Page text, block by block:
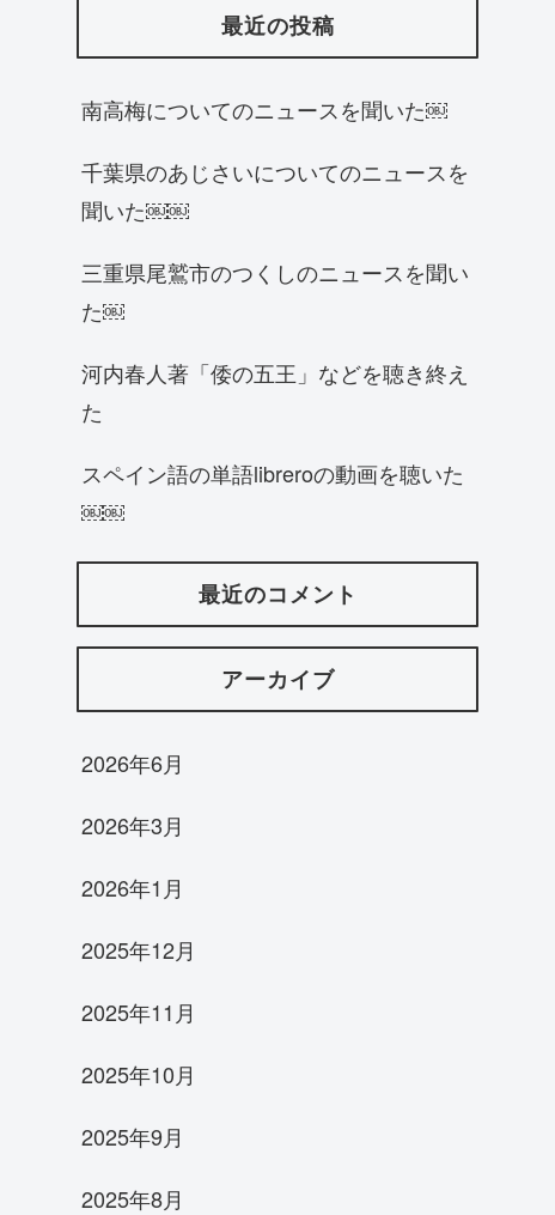
最近の投稿
南高梅についてのニュースを聞いた￼
千葉県のあじさいについてのニュースを
聞いた￼￼
三重県尾鷲市のつくしのニュースを聞い
た￼
河内春人著「倭の五王」などを聴き終え
た
スペイン語の単語libreroの動画を聴いた
￼￼
最近のコメント
アーカイブ
2026年6月
2026年3月
2026年1月
2025年12月
2025年11月
2025年10月
2025年9月
2025年8月